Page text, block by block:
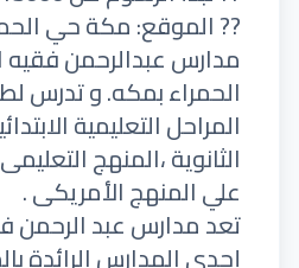
?? الموقع: مكة حي
مدارس عبدالرحمن فقيه
الحمراء بمكه. و تدرس
المراحل التعليمية
الثانوية ،المنهج
علي المنهج الأمريكى .
تعد مدارس عبد الرحمن
إحدى المدارس الرائدة